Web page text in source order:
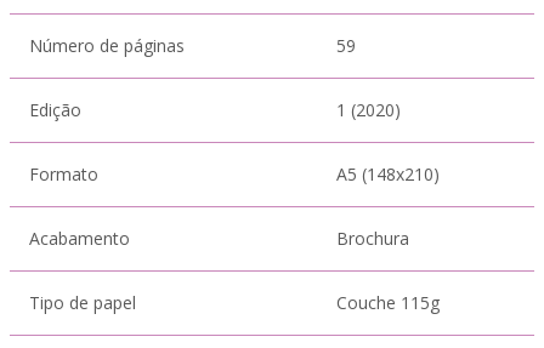
Número de páginas 59
Edição 1 (2020)
Formato A5 (148x210)
Acabamento Brochura
Tipo de papel Couche 115g